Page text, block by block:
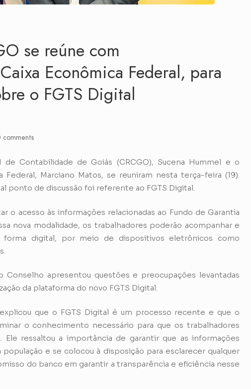
se reúne com
Econômica Federal, para
o FGTS Digital
comments
Contabilidade de Goiás (CRCGO), Sucena Hummel e o
Federal, Marciano Matos, se reuniram nesta terça-feira (19).
ponto de discussão foi referente ao FGTS Digital.
o acesso às informações relacionadas ao Fundo de Garantia
nova modalidade, os trabalhadores poderão acompanhar e
forma digital, por meio de dispositivos eletrônicos como
Conselho apresentou questões e preocupações levantadas
da plataforma do novo FGTS Digital.
que o FGTS Digital é um processo recente e que o
o conhecimento necessário para que os trabalhadores
Ele ressaltou a importância de garantir que as informações
e se colocou à disposição para esclarecer qualquer
do banco em garantir a transparência e eficiência nesse